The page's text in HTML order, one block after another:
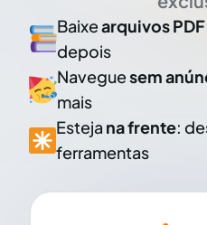
Baixearquivos PDF
depois
Naveguesem
mais
Esteja na frente:
ferramentas